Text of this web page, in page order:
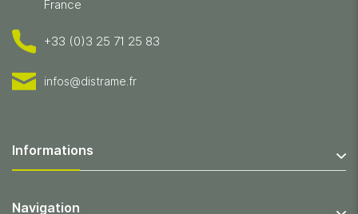
France
+33 (0)3 25 71 25 83
infos@distrame.fr
Informations
Navigation